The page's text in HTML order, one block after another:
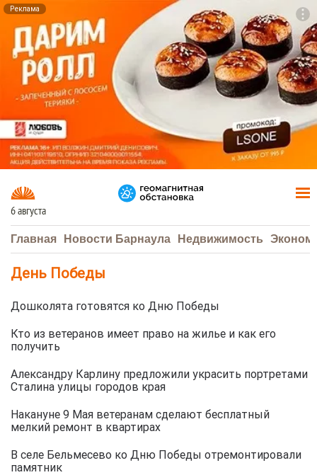
Реклама
6 августа
Главная Новости Барнаула Недвижимость
День Победы
Дошколята готовятся ко Дню Победы
Кто из ветеранов имеет право на жилье и как его
получить
Александру Карлину предложили украсить портретами
Сталина улицы городов края
Накануне 9 Мая ветеранам сделают бесплатный
мелкий ремонт в квартирах
В селе Бельмесево ко Дню Победы отремонтировали
памятник